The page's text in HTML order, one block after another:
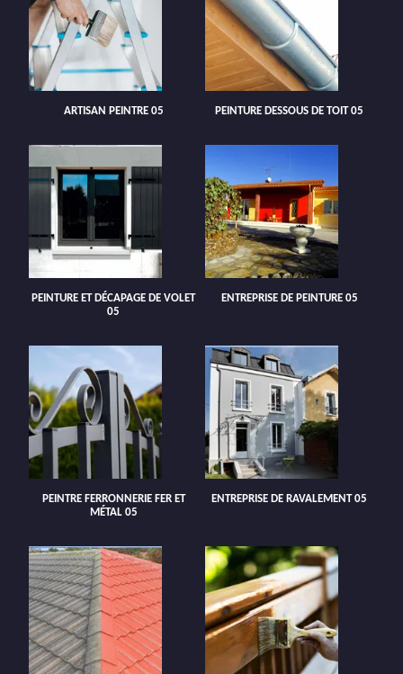
ARTISAN PEINTRE 05 PEINTURE DESSOUS DE TOIT 05
PEINTURE ET DÉCAPAGE DE VOLET
05
ENTREPRISE DE PEINTURE 05
PEINTRE FERRONNERIE FER ET
MÉTAL 05
ENTREPRISE DE RAVALEMENT 05